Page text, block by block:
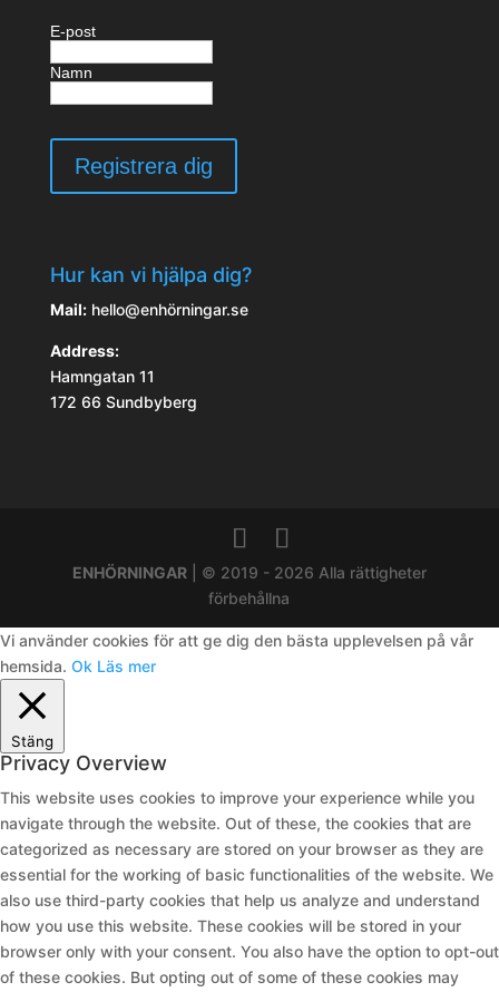
E-post
Namn
Hur kan vi hjälpa dig?
Mail:hello@enhörningar.se
Address:
Hamngatan 11
172 66 Sundbyberg
ENHÖRNINGAR| © 2019 - 2026 Alla rättigheter
förbehållna
Vi använder cookies för att ge dig den bästa upplevelsen på vår
hemsida. Ok Läs mer
Stäng
Privacy Overview
This website uses cookies to improve your experience while you
navigate through the website. Out of these, the cookies that are
categorized as necessary are stored on your browser as they are
essential for the working of basic functionalities of the website. We
also use third-party cookies that help us analyze and understand
how you use this website. These cookies will be stored in your
browser only with your consent. You also have the option to opt-out
of these cookies. But opting out of some of these cookies may